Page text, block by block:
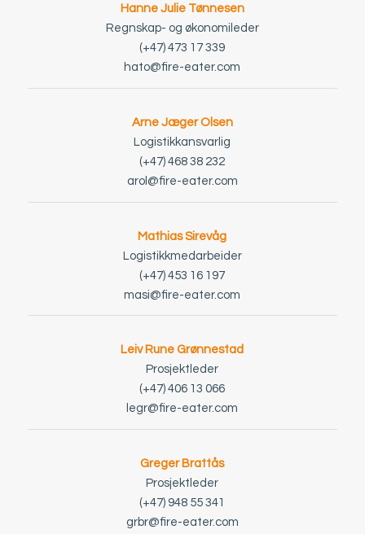
Hanne Julie Tønnesen
Regnskap- og økonomileder
(+47) 473 17 339
hato@fire-eater.com
Arne Jæger Olsen
Logistikkansvarlig
(+47) 468 38 232
arol@fire-eater.com
Mathias Sirevåg
Logistikkmedarbeider
(+47) 453 16 197
masi@fire-eater.com
Leiv Rune Grønnestad
Prosjektleder
(+47) 406 13 066
legr@fire-eater.com
Greger Brattås
Prosjektleder
(+47) 948 55 341
grbr@fire-eater.com